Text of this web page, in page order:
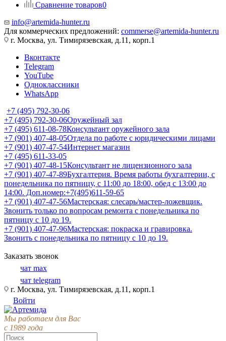
Сравнение товаров0
info@artemida-hunter.ru
Для коммерческих предложений: commerse@artemida-hunter.ru
г. Москва, ул. Тимирязевская, д.11, корп.1
Вконтакте
Telegram
YouTube
Одноклассники
WhatsApp
+7 (495) 792-30-06
+7 (495) 792-30-06Оружейный зал
+7 (495) 611-08-78Консультант оружейного зала
+7 (901) 407-48-05Отдела по работе с юридическими лицами
+7 (901) 407-47-54Интернет магазин
+7 (495) 611-33-05
+7 (901) 407-48-15Консультант не лицензионного зала
+7 (901) 407-47-89Бухгалтерия. Время работы бухгалтерии, с
понедельника по пятницу, с 11:00 до 18:00, обед с 13:00 до
14:00. Доп.номер:+7(495)611-59-65
+7 (901) 407-47-56Мастерская: слесарь/мастер-ложевщик.
Звонить только по вопросам ремонта с понедельника по
пятницу с 10 до 19.
+7 (901) 407-47-96Мастерская: покраска и гравировка.
Звонить с понедельника по пятницу с 10 до 19.
Заказать звонок
чат max
чат telegram
г. Москва, ул. Тимирязевская, д.11, корп.1
Войти
Мы работаем для Вас
с 1989 года